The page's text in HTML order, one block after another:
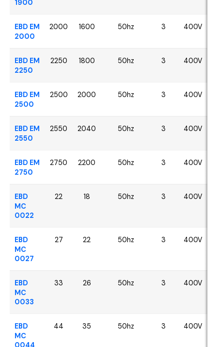
1900
EBD EM
2000
2000 1600 50hz 3 400V
EBD EM
2250
2250 1800 50hz 3 400V
EBD EM
2500
2500 2000 50hz 3 400V
EBD EM
2550
2550 2040 50hz 3 400V
EBD EM
2750
2750 2200 50hz 3 400V
EBD
MC
0022
22 18 50hz 3 400V
EBD
MC
0027
27 22 50hz 3 400V
EBD
MC
0033
33 26 50hz 3 400V
EBD
MC
0044
44 35 50hz 3 400V